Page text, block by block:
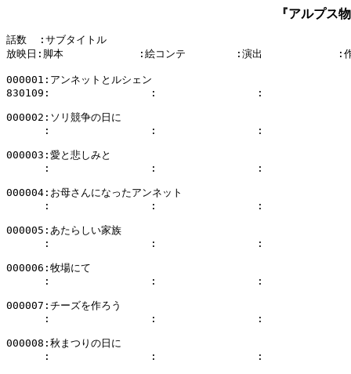
『アルプス
話数  :サブタイトル
放映日:脚本            :絵コンテ        :演出            :作
000001:アンネットとルシェン
830109:                :                :
000002:ソリ競争の日に
:                :                :
000003:愛と悲しみと
:                :                :
000004:お母さんになったアンネット
:                :                :
000005:あたらしい家族
:                :                :
000006:牧場にて
:                :                :
000007:チーズを作ろう
:                :                :
000008:秋まつりの日に
:                :                :